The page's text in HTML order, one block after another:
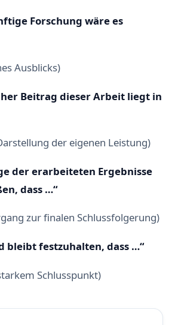
Forschung wäre es
Ausblicks)
Beitrag dieser Arbeit liegt in
der eigenen Leistung)
der erarbeiteten Ergebnisse
dass …“
zur finalen Schlussfolgerung)
bleibt festzuhalten, dass …“
Schlusspunkt)